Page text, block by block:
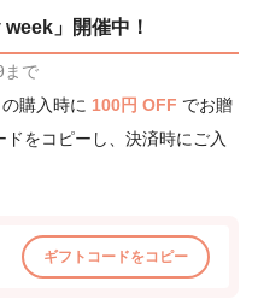
」開催中！
まで
の購入時に 100円 OFF でお贈
をコピーし、決済時にご入
ギフトコードをコピー